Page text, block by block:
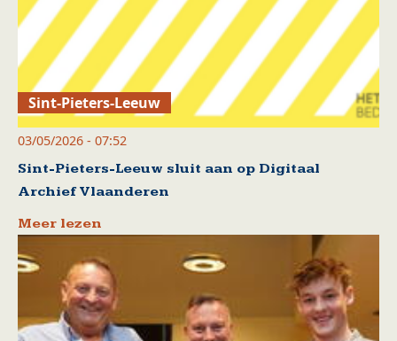
Sint-Pieters-Leeuw
03/05/2026 - 07:52
Sint-Pieters-Leeuw sluit aan op Digitaal
Archief Vlaanderen
Meer lezen